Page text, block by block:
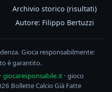
Archivio storico (risultati)
Autore: Filippo Bertuzzi
Gioca responsabilmente:
è garantito.
giocaresponsabile.it· gioco
Bollette Calcio Già Fatte